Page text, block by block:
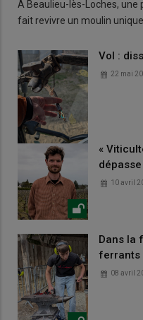
À Beaulieu-lès-Loches, une
fait revivre un moulin
Vol :
22 mai
«
10 avril
Dans la
ferrants
08 avril